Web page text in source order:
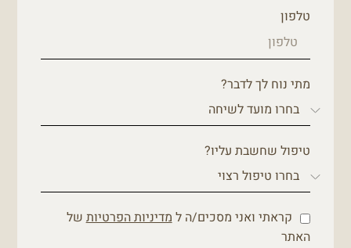
טלפון
מתי נוח לך לדבר?
טיפול שחשבת עליו?
קראתי ואני מסכים/ה למדיניות הפרטיותשל
האתר